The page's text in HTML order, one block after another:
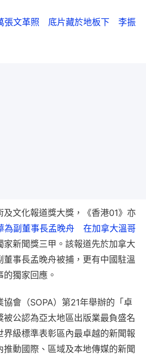
萬張文革照 底片藏於地板下 李振
及文化報道獎大獎，《香港01》亦
為副董事長孟晚舟　在加拿大溫哥
家新聞獎三甲。該報道先於加拿大
董事長孟晚舟被捕，更有中國駐溫
獨家回應。
協會（SOPA）第21年舉辦的「卓
被公認為亞太地區出版業最負盛名
界級標準表彰區內最卓越的新聞報
推動國際、區域及本地傳媒的新聞